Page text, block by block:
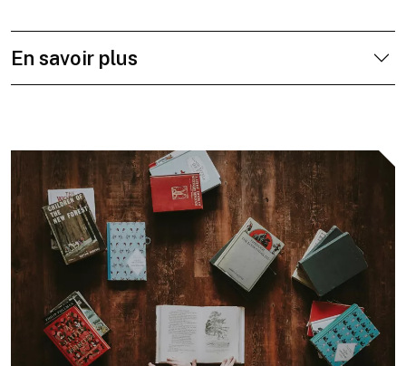
En savoir plus